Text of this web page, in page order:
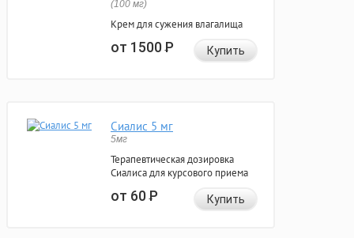
(100 мг)
Крем для сужения влагалища
от 1500Р Купить
Сиалис 5 мг
5мг
Терапевтическая дозировка
Сиалиса для курсового приема
от 60Р Купить